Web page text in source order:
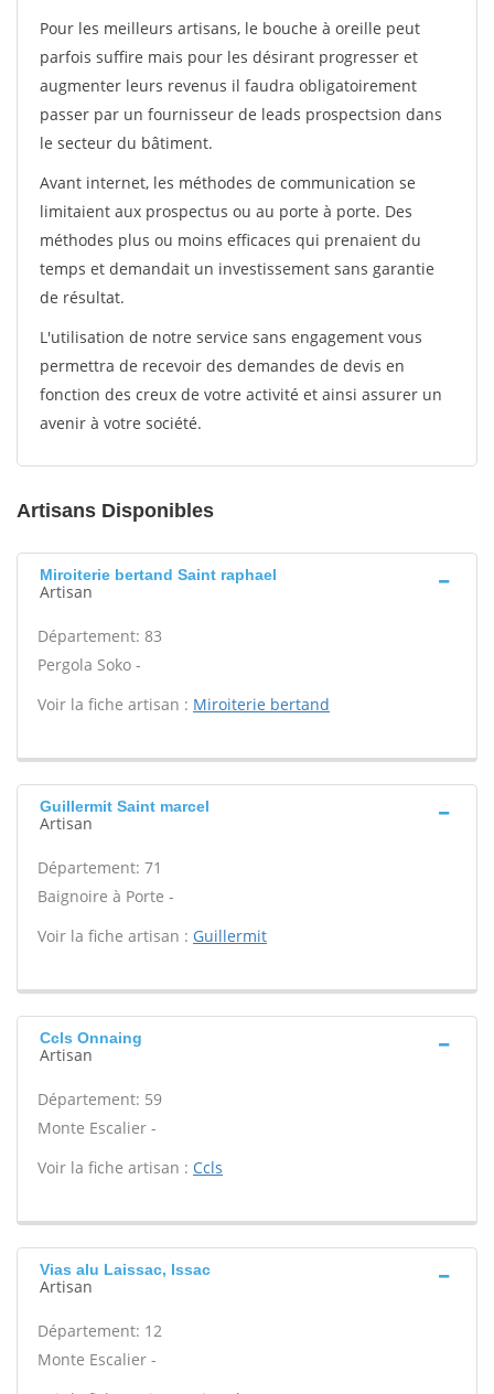
Pour les meilleurs artisans, le bouche à oreille peut
parfois suffire mais pour les désirant progresser et
augmenter leurs revenus il faudra obligatoirement
passer par un fournisseur de leads prospectsion dans
le secteur du bâtiment.
Avant internet, les méthodes de communication se
limitaient aux prospectus ou au porte à porte. Des
méthodes plus ou moins efficaces qui prenaient du
temps et demandait un investissement sans garantie
de résultat.
L'utilisation de notre service sans engagement vous
permettra de recevoir des demandes de devis en
fonction des creux de votre activité et ainsi assurer un
avenir à votre société.
Artisans Disponibles
Miroiterie bertand Saint raphael
Artisan
Département: 83
Pergola Soko -
Voir la fiche artisan : Miroiterie bertand
Guillermit Saint marcel
Artisan
Département: 71
Baignoire à Porte -
Voir la fiche artisan : Guillermit
Ccls Onnaing
Artisan
Département: 59
Monte Escalier -
Voir la fiche artisan : Ccls
Vias alu Laissac, Issac
Artisan
Département: 12
Monte Escalier -